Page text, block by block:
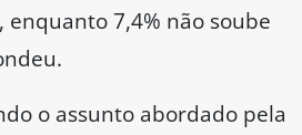
7,4% não soube
o assunto abordado pela